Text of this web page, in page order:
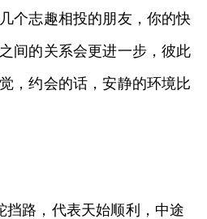
个志趣相投的朋友，你的快
间的关系会更进一步，彼此
，约会的话，安静的环境比
挡路，代表天始顺利，中途